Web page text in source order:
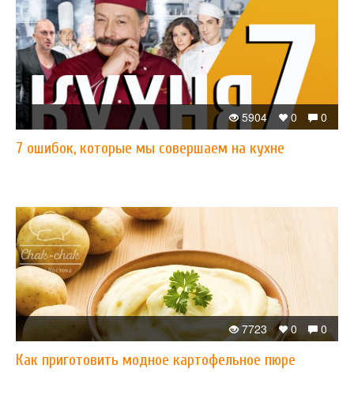
0
0
5904
7 ошибок, которые мы совершаем на кухне
0
0
7723
Как приготовить модное картофельное пюре